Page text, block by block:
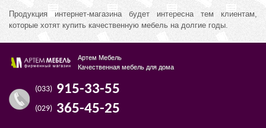
Продукция интернет-магазина будет интересна тем клиентам,
которые хотят купить качественную мебель на долгие годы.
Артем Мебель
Качественная мебель для дома
(033) 915-33-55
(029) 365-45-25